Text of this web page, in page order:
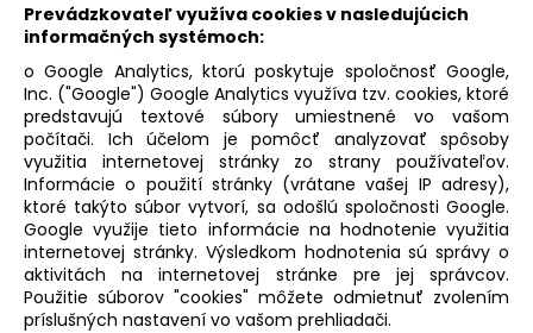
Prevádzkovateľ využíva cookies v nasledujúcich
informačných systémoch:
o Google Analytics, ktorú poskytuje spoločnosť Google,
Inc. ("Google") Google Analytics využíva tzv. cookies, ktoré
predstavujú textové súbory umiestnené vo vašom
počítači. Ich účelom je pomôcť analyzovať spôsoby
využitia internetovej stránky zo strany používateľov.
Informácie o použití stránky (vrátane vašej IP adresy),
ktoré takýto súbor vytvorí, sa odošlú spoločnosti Google.
Google využije tieto informácie na hodnotenie využitia
internetovej stránky. Výsledkom hodnotenia sú správy o
aktivitách na internetovej stránke pre jej správcov.
Použitie súborov "cookies" môžete odmietnuť zvolením
príslušných nastavení vo vašom prehliadači.